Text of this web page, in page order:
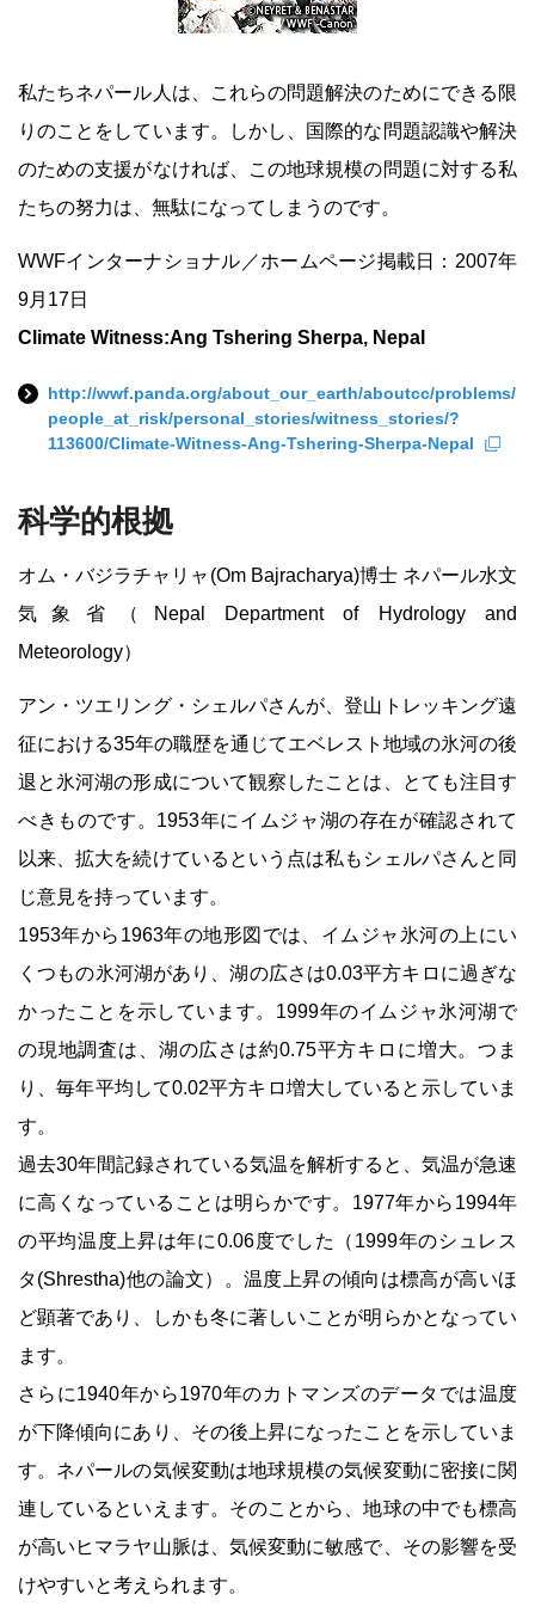
私たちネパール人は、これらの問題解決のためにできる限
りのことをしています。しかし、国際的な問題認識や解決
のための支援がなければ、この地球規模の問題に対する私
たちの努力は、無駄になってしまうのです。
WWFインターナショナル／ホームページ掲載日：2007年
9月17日
Climate Witness:Ang Tshering Sherpa, Nepal
http://wwf.panda.org/about_our_earth/aboutcc/problems/
people_at_risk/personal_stories/witness_stories/?
113600/Climate-Witness-Ang-Tshering-Sherpa-Nepal
科学的根拠
オム・バジラチャリャ(Om Bajracharya)博士 ネパール水文
気象省（Nepal Department of Hydrology and
Meteorology）
アン・ツエリング・シェルパさんが、登山トレッキング遠
征における35年の職歴を通じてエベレスト地域の氷河の後
退と氷河湖の形成について観察したことは、とても注目す
べきものです。1953年にイムジャ湖の存在が確認されて
以来、拡大を続けているという点は私もシェルパさんと同
じ意見を持っています。
1953年から1963年の地形図では、イムジャ氷河の上にい
くつもの氷河湖があり、湖の広さは0.03平方キロに過ぎな
かったことを示しています。1999年のイムジャ氷河湖で
の現地調査は、湖の広さは約0.75平方キロに増大。つま
り、毎年平均して0.02平方キロ増大していると示していま
す。
過去30年間記録されている気温を解析すると、気温が急速
に高くなっていることは明らかです。1977年から1994年
の平均温度上昇は年に0.06度でした（1999年のシュレス
タ(Shrestha)他の論文）。温度上昇の傾向は標高が高いほ
ど顕著であり、しかも冬に著しいことが明らかとなってい
ます。
さらに1940年から1970年のカトマンズのデータでは温度
が下降傾向にあり、その後上昇になったことを示していま
す。ネパールの気候変動は地球規模の気候変動に密接に関
連しているといえます。そのことから、地球の中でも標高
が高いヒマラヤ山脈は、気候変動に敏感で、その影響を受
けやすいと考えられます。